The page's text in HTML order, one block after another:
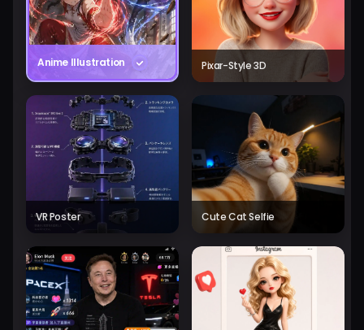
Anime Illustration Pixar-Style 3D
VR Poster Cute Cat Selfie